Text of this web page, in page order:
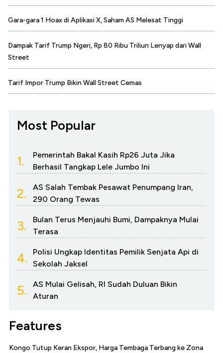
Gara-gara 1 Hoax di Aplikasi X, Saham AS Melesat Tinggi
Dampak Tarif Trump Ngeri, Rp 80 Ribu Triliun Lenyap dari Wall
Street
Tarif Impor Trump Bikin Wall Street Cemas
Most Popular
1.
Pemerintah Bakal Kasih Rp26 Juta Jika
Berhasil Tangkap Lele Jumbo Ini
2.
AS Salah Tembak Pesawat Penumpang Iran,
290 Orang Tewas
3.
Bulan Terus Menjauhi Bumi, Dampaknya Mulai
Terasa
4.
Polisi Ungkap Identitas Pemilik Senjata Api di
Sekolah Jaksel
5.
AS Mulai Gelisah, RI Sudah Duluan Bikin
Aturan
Features
Kongo Tutup Keran Ekspor, Harga Tembaga Terbang ke Zona